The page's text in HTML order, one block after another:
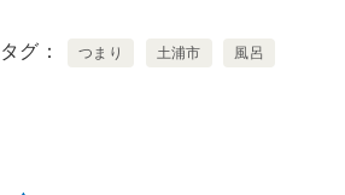
b
タグ つまり 土浦市 風呂